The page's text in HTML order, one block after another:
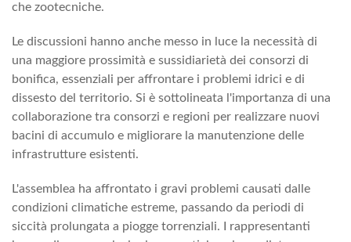
che zootecniche.
Le discussioni hanno anche messo in luce la necessità di
una maggiore prossimità e sussidiarietà dei consorzi di
bonifica, essenziali per affrontare i problemi idrici e di
dissesto del territorio. Si è sottolineata l'importanza di una
collaborazione tra consorzi e regioni per realizzare nuovi
bacini di accumulo e migliorare la manutenzione delle
infrastrutture esistenti.
L'assemblea ha affrontato i gravi problemi causati dalle
condizioni climatiche estreme, passando da periodi di
siccità prolungata a piogge torrenziali. I rappresentanti